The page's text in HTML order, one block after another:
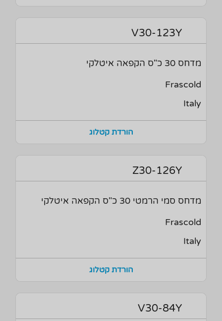
V30-123Y
מדחס 30 כ"ס הקפאה איטלקי
Frascold
Italy
הורדת קטלוג
Z30-126Y
מדחס סמי הרמטי 30 כ"ס הקפאה איטלקי
Frascold
Italy
הורדת קטלוג
V30-84Y